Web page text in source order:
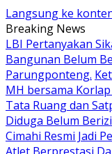
Langsung ke
Breaking News
LBI Pertanyakan
Bangunan Belum
Parungponteng.
MH bersama
Tata Ruang dan
Diduga Belum
Cimahi Resmi Jadi